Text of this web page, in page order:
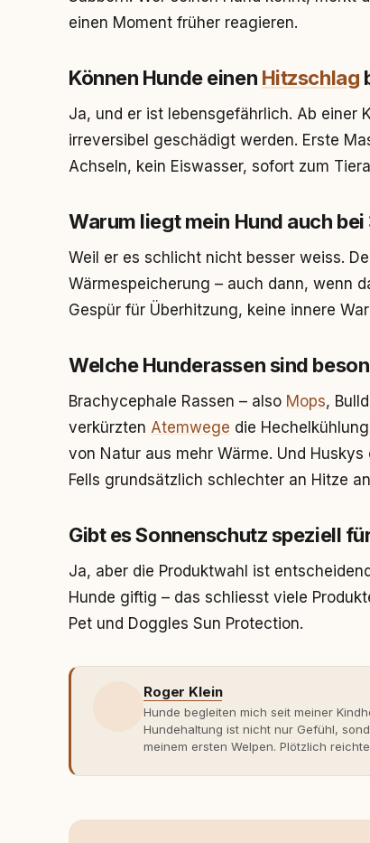
einen Moment früher reagieren.
Können Hunde einen Hitzschlag
Ja, und er ist lebensgefährlich. Ab einer
irreversibel geschädigt werden. Erste
Achseln, kein Eiswasser, sofort zum
Warum liegt mein Hund auch
Weil er es schlicht nicht besser weiss.
Wärmespeicherung – auch dann, wenn
Gespür für Überhitzung, keine innere
Welche Hunderassen sind
Brachycephale Rassen – also Mops,
verkürzten Atemwege die
von Natur aus mehr Wärme. Und
Fells grundsätzlich schlechter an Hitze
Gibt es Sonnenschutz speziell
Ja, aber die Produktwahl ist
Hunde giftig – das schliesst viele
Pet und Doggles Sun Protection.
Roger Klein
Hunde begleiten mich seit meiner
Hundehaltung ist nicht nur Gefühl,
meinem ersten Welpen. Plötzlich
Erfahrung entsteht echte Bindung